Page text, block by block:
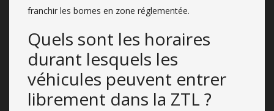
franchir les bornes en zone réglementée.
Quels sont les horaires
durant lesquels les
véhicules peuvent entrer
librement dans la ZTL ?